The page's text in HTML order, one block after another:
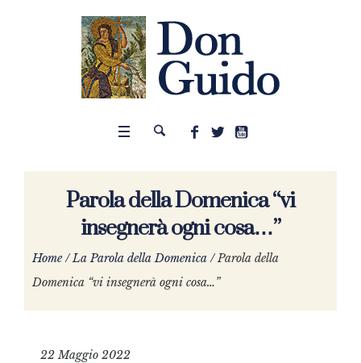
Parola della Domenica “vi
insegnerà ogni cosa…”
Home /La Parola della Domenica /Parola della
Domenica “vi insegnerà ogni cosa…”
22 Maggio 2022